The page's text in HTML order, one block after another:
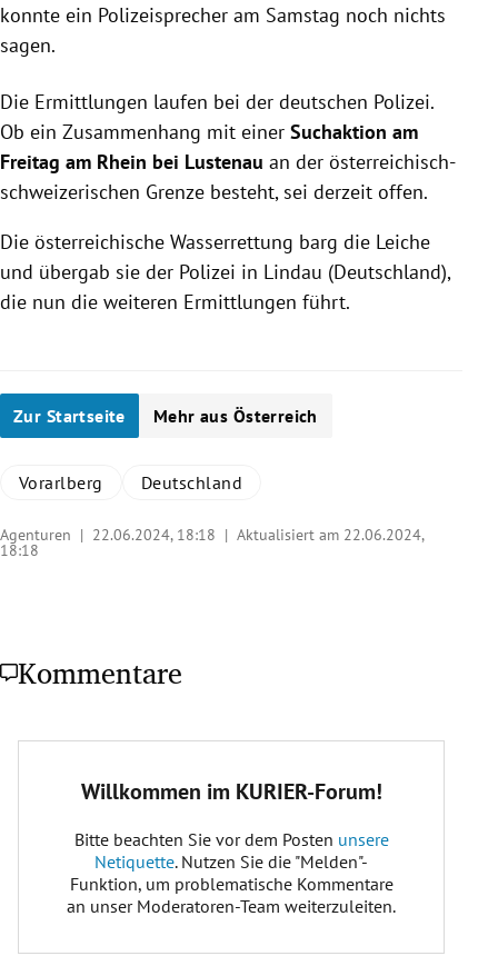
konnte ein Polizeisprecher am Samstag noch nichts
sagen.
Die Ermittlungen laufen bei der deutschen Polizei.
Ob ein Zusammenhang mit einer Suchaktion am
Freitag am Rhein bei Lustenau an der österreichisch-
schweizerischen Grenze besteht, sei derzeit offen.
Die österreichische Wasserrettung barg die Leiche
und übergab sie der Polizei in Lindau (Deutschland),
die nun die weiteren Ermittlungen führt.
Zur Startseite Mehr aus Österreich
Vorarlberg Deutschland
Agenturen | 22.06.2024, 18:18 | Aktualisiert am 22.06.2024,
18:18
Kommentare